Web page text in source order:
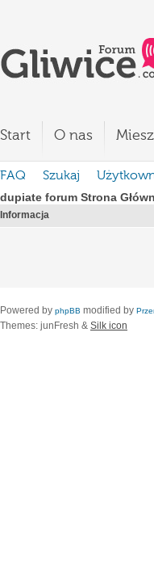
Start O nas
FAQ Szukaj
dupiate forum Strona
Informacja
Powered by phpBB modified by
Themes: junFresh & Silk icon